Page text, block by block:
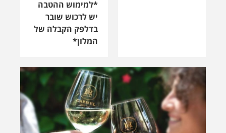
יקבים
ש"ח כולל שובר על סך 100 שקלים לרכישה בחנות
היין.